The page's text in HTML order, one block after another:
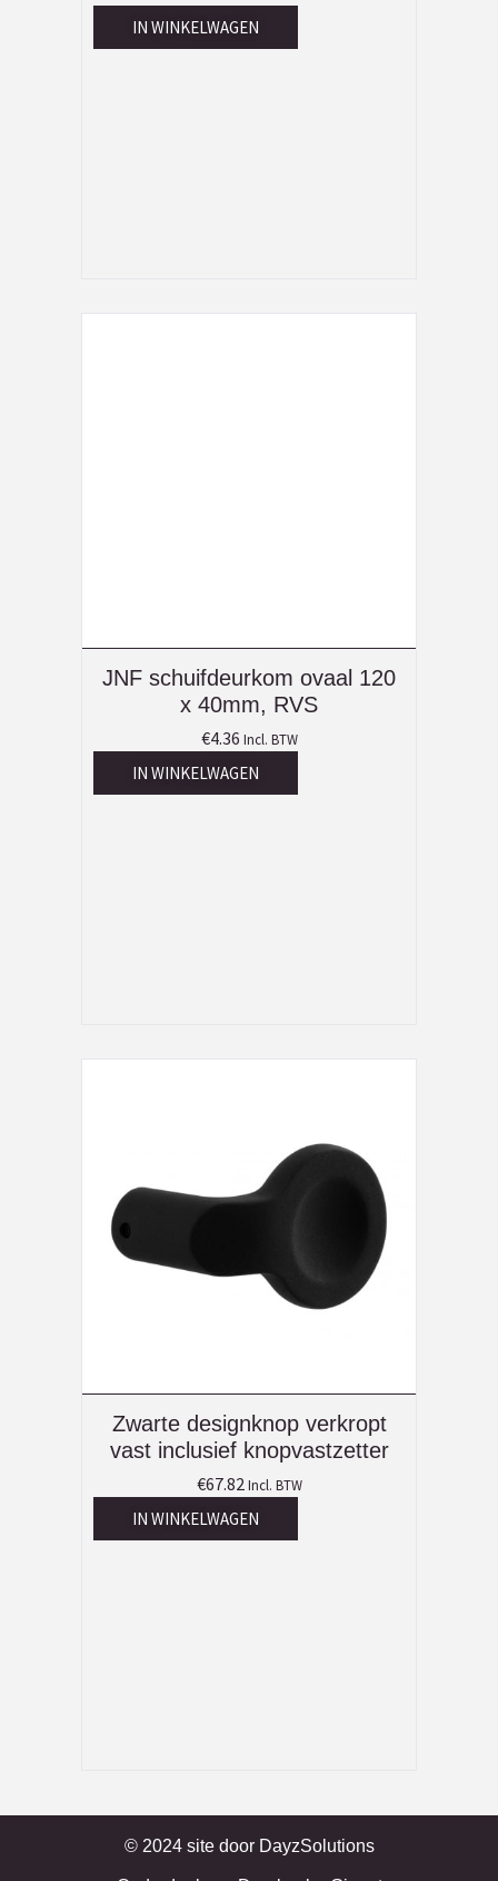
IN WINKELWAGEN
JNF schuifdeurkom ovaal 120
x 40mm, RVS
€4.36 Incl. BTW
IN WINKELWAGEN
Zwarte designknop verkropt
vast inclusief knopvastzetter
€67.82 Incl. BTW
IN WINKELWAGEN
© 2024 site door DayzSolutions